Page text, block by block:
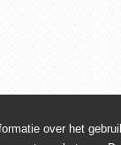
over het